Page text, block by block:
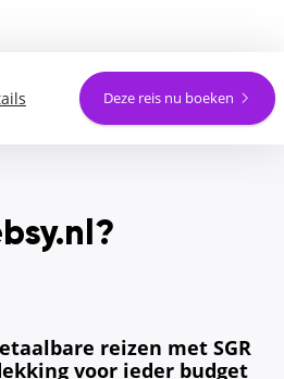
Deze reis nu boeken
reizen met SGR
voor ieder budget